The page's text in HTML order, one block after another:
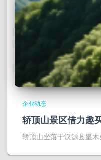
企业动态
轿顶山景区借力趣
轿顶山坐落于汉源县皇